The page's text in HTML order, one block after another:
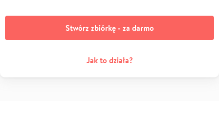
Stwórz zbiórkę - za darmo
Jak to działa?